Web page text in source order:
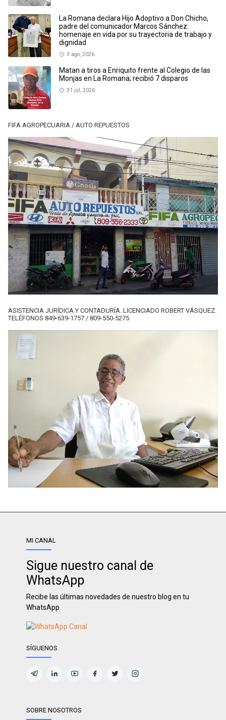
La Romana declara Hijo Adoptivo a Don Chicho,
padre del comunicador Marcos Sánchez:
homenaje en vida por su trayectoria de trabajo y
dignidad
3 ago, 2026
Matan a tiros a Enriquito frente al Colegio de las
Monjas en La Romana; recibió 7 disparos
31 jul, 2026
FIFA AGROPECUARIA / AUTO REPUESTOS
ASISTENCIA JURÍDICA Y CONTADURÍA. LICENCIADO ROBERT VÁSQUEZ.
TELÉFONOS 849-639-1757 / 809-550-5275
MI CANAL
Sigue nuestro canal de
WhatsApp
Recibe las últimas novedades de nuestro blog en tu
WhatsApp
SÍGUENOS
SOBRE NOSOTROS